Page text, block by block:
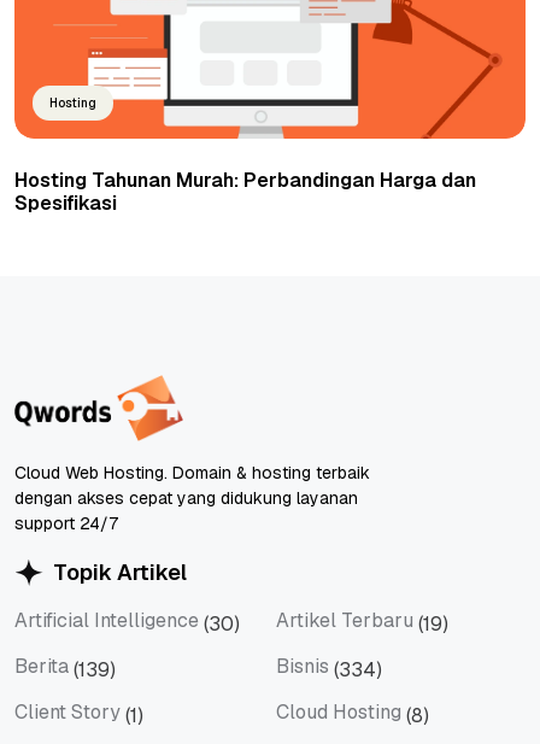
Hosting
Hosting Tahunan Murah: Perbandingan Harga dan
Spesifikasi
Cloud Web Hosting. Domain & hosting terbaik
dengan akses cepat yang didukung layanan
support 24/7
Topik Artikel
Artificial Intelligence (30) Artikel Terbaru (19)
Berita(139) Bisnis (334)
Client Story(1) Cloud Hosting (8)